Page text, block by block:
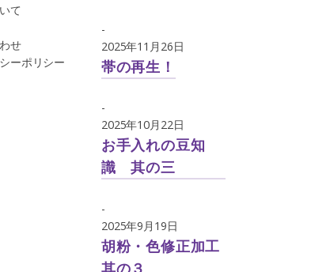
て
せ
ーポリシー
-
2025年11月26日
帯の再生！
-
2025年10月22日
お手入れの豆知
識 其の三
-
2025年9月19日
胡粉・色修正加工
其の３